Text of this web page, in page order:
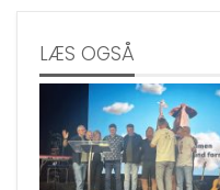
LÆS OGSÅ